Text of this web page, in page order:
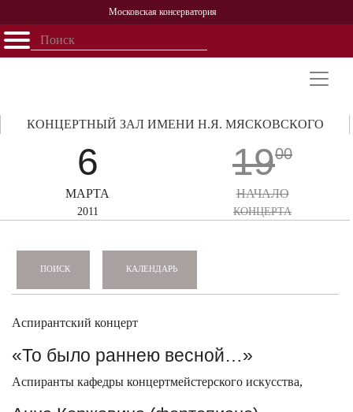
Московская консерватория
Открыть - закрыть
Персоналии
История
6
МАРТА
2011
КОНЦЕРТНЫЙ ЗАЛ ИМЕНИ Н.Я. МЯСКОВСКОГО
1900
НАЧАЛО
КОНЦЕРТА
ПОИСК КАЛЕНДАРЬ
Аспирантский концерт
«То было раннею весной…»
Аспиранты кафедры концертмейстерского искусства,